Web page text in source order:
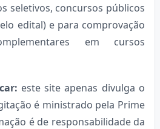
seletivos, concursos públicos
edital) e para comprovação
em cursos
este site apenas divulga o
é ministrado pela Prime
é de responsabilidade da